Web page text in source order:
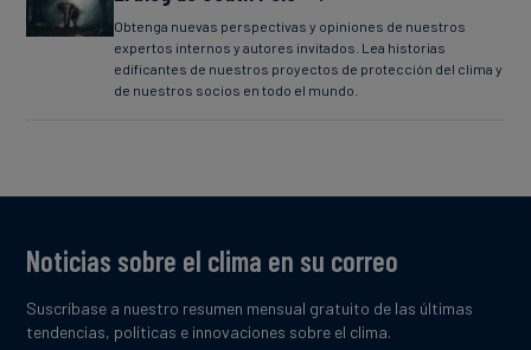
Obtenga nuevas perspectivas y opiniones de nuestros
expertos internos y autores invitados. Lea historias
edificantes de nuestros proyectos de protección del clima y
de nuestros socios en todo el mundo.
Noticias sobre el clima en su correo
Suscríbase a nuestro resumen mensual gratuito de las últimas
tendencias, políticas e innovaciones sobre el clima.